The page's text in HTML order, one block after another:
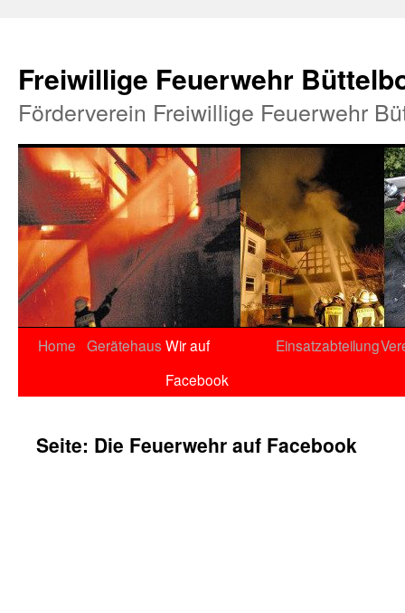
Freiwillige Feuerwehr
Förderverein Freiwillige Feuerwehr
Home Gerätehaus Wir auf
Facebook
Einsatzabteilung
Seite: Die Feuerwehr auf Facebook